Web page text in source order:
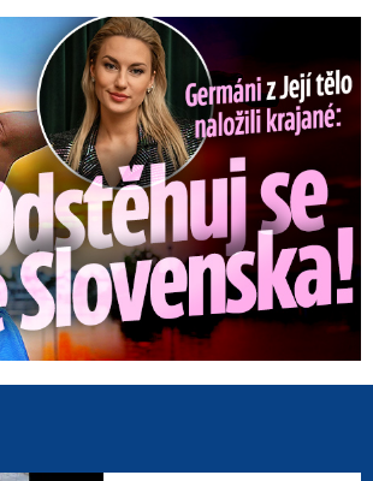
Odstěhuj se, vzkázali jí krajané